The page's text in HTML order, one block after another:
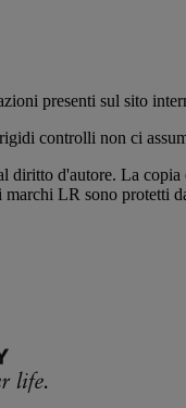
presenti sul sito
controlli non ci
diritto d'autore. La
LR sono protetti